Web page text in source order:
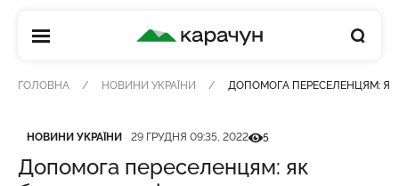
КАРАЧУН
ГОЛОВНА НОВИНИ УКРАЇНИ ДОПОМОГА ПЕРЕСЕЛЕНЦЯМ: ЯК
Категорія
НОВИНИ УКРАЇНИ
Дата публікації 29 ГРУДНЯ 09:35, 2022Кількість переглядів
5
Допомога переселенцям: як